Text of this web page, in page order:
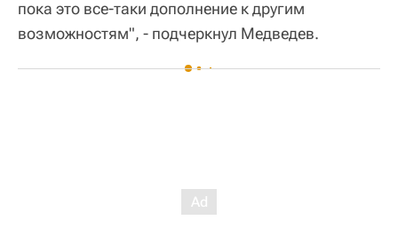
пока это все-таки дополнение к другим
возможностям", - подчеркнул Медведев.